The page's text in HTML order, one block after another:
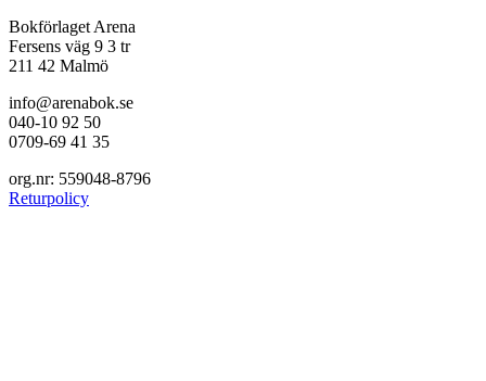
Bokförlaget Arena
Fersens väg 9 3 tr
211 42 Malmö
info@arenabok.se
040-10 92 50
0709-69 41 35
org.nr: 559048-8796
Returpolicy